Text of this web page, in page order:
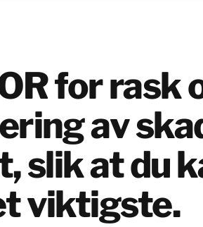
for rask
av
slik at du
viktigste.